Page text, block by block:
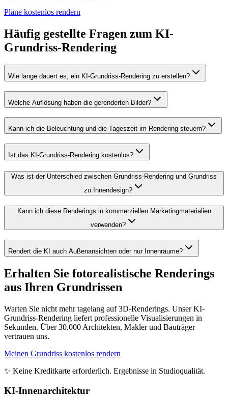
Pläne kostenlos rendern
Häufig gestellte Fragen zum KI-
Grundriss-Rendering
Wie lange dauert es, ein KI-Grundriss-Rendering zu erstellen?
Welche Auflösung haben die gerenderten Bilder?
Kann ich die Beleuchtung und die Tageszeit im Rendering steuern?
Ist das KI-Grundriss-Rendering kostenlos?
Was ist der Unterschied zwischen Grundriss-Rendering und Grundriss
zu Innendesign?
Kann ich diese Renderings in kommerziellen Marketingmaterialien
verwenden?
Rendert die KI auch Außenansichten oder nur Innenräume?
Erhalten Sie fotorealistische Renderings
aus Ihren Grundrissen
Warten Sie nicht mehr tagelang auf 3D-Renderings. Unser KI-
Grundriss-Rendering liefert professionelle Visualisierungen in
Sekunden. Über 30.000 Architekten, Makler und Bauträger
vertrauen uns.
Meinen Grundriss kostenlos rendern
✨ Keine Kreditkarte erforderlich. Ergebnisse in Studioqualität.
KI-Innenarchitektur